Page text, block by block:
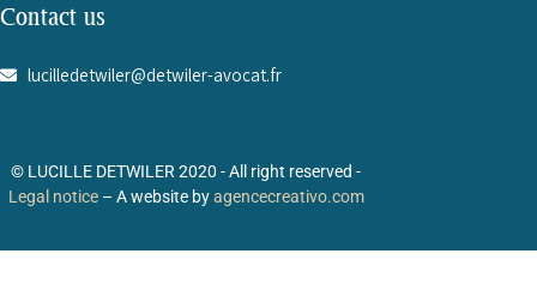
Contact us
lucilledetwiler@detwiler-avocat.fr
© LUCILLE DETWILER 2020 - All right reserved -
Legal notice– A website byagencecreativo.com